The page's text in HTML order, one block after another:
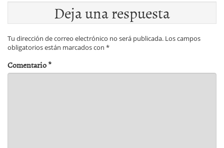
Deja una respuesta
Tu dirección de correo electrónico no será publicada. Los campos
obligatorios están marcados con *
Comentario*